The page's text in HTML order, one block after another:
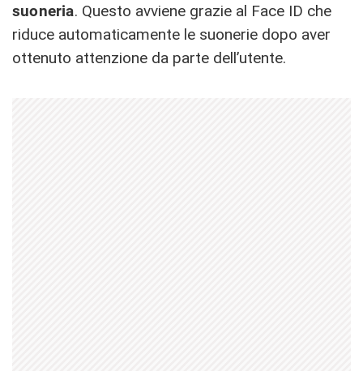
suoneria. Questo avviene grazie al Face ID che
riduce automaticamente le suonerie dopo aver
ottenuto attenzione da parte dell’utente.